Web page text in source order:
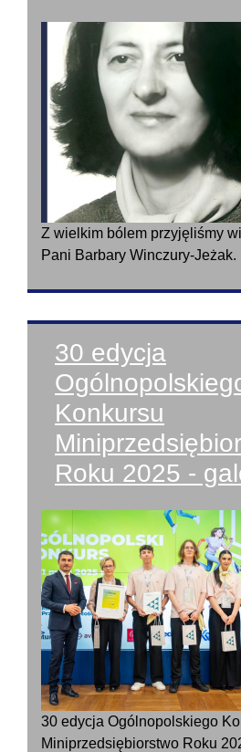
Z wielkim bólem przyjęliśmy
Pani Barbary Winczury-Jeżak.
30 edycja
Konkursu
Roku 2025 -
30 edycja Ogólnopolskiego
Miniprzedsiębiorstwo Roku